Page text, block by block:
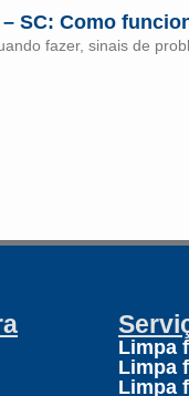
SC: Como
fazer, sinais de
Limpa
Limpa
Limpa